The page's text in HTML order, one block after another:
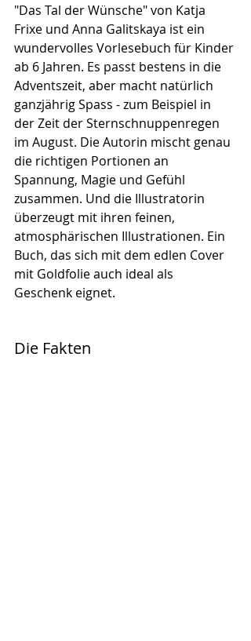
"Das Tal der Wünsche" von Katja
Frixe und Anna Galitskaya ist ein
wundervolles Vorlesebuch für Kinder
ab 6 Jahren. Es passt bestens in die
Adventszeit, aber macht natürlich
ganzjährig Spass - zum Beispiel in
der Zeit der Sternschnuppenregen
im August. Die Autorin mischt genau
die richtigen Portionen an
Spannung, Magie und Gefühl
zusammen. Und die Illustratorin
überzeugt mit ihren feinen,
atmosphärischen Illustrationen. Ein
Buch, das sich mit dem edlen Cover
mit Goldfolie auch ideal als
Geschenk eignet.
Die Fakten